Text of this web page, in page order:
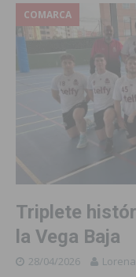
COMARCA
Triplete
la Vega Baja
28/04/2026